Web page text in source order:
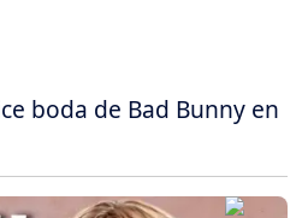
boda de Bad Bunny en